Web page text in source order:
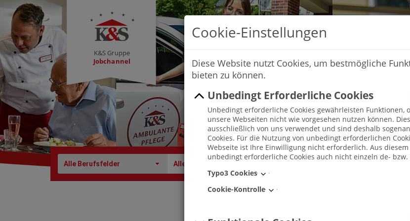
K&S Gruppe
Jobchannel
Alle Berufsfelder Alle Berufe
Cookie-Einstellungen
Diese Website nutzt Cookies, um bestmögliche
bieten zu können.
Unbedingt Erforderliche Cookies
Unbedingt erforderliche Cookies gewährleisten Funktionen,
unsere Webseiten nicht wie vorgesehen nutzen können.
ausschließlich von uns verwendet und sind deshalb
Cookies. Für die Nutzung von unbedingt erforderlichen
Webseite ist Ihre Einwilligung nicht erforderlich. Aus
unbedingt erforderliche Cookies auch nicht einzeln de-
Typo3 Cookies
Cookie-Kontrolle